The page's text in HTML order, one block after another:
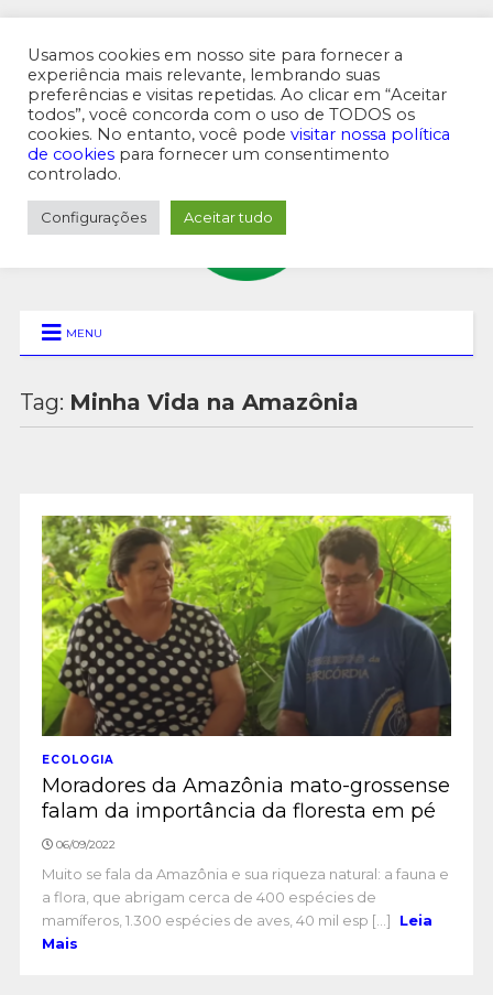
MENU SUPERIOR
MENU
Tag: Minha Vida na Amazônia
ECOLOGIA
Moradores da Amazônia mato-grossense
falam da importância da floresta em pé
06/09/2022
Muito se fala da Amazônia e sua riqueza natural: a fauna e
a flora, que abrigam cerca de 400 espécies de
mamíferos, 1.300 espécies de aves, 40 mil esp [...]
Leia
Mais
Usamos cookies em nosso site para fornecer a
experiência mais relevante, lembrando suas
preferências e visitas repetidas. Ao clicar em “Aceitar
todos”, você concorda com o uso de TODOS os
cookies. No entanto, você pode visitar nossa política
de cookies para fornecer um consentimento
controlado.
Configurações Aceitar tudo